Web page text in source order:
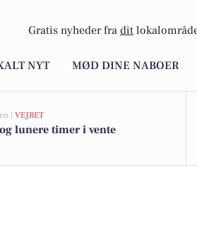
Gratis nyheder fra dit
NYT MØD DINE NABOER
| VEJRET
lunere timer i vente